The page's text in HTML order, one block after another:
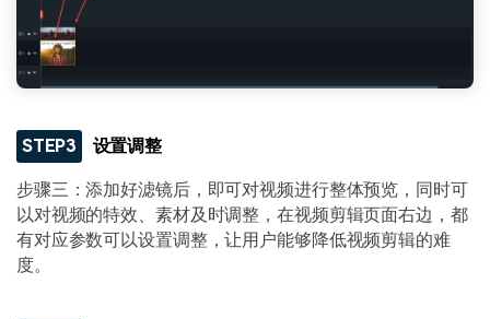
STEP3 设置调整
步骤三：添加好滤镜后，即可对视频进行整体预览，同时可
以对视频的特效、素材及时调整，在视频剪辑页面右边，都
有对应参数可以设置调整，让用户能够降低视频剪辑的难
度。